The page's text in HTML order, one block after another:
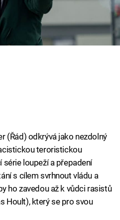
(Řád) odkrývá jako nezdolný
teroristickou
loupeží a přepadení
s cílem svrhnout vládu a
ho zavedou až k vůdci rasistů
Hoult), který se pro svou